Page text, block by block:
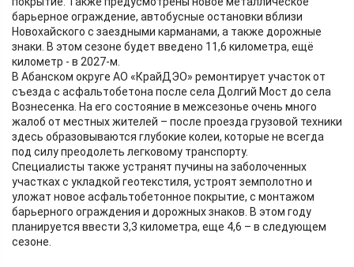
барьерное ограждение, автобусные остановки вблизи
Новохайского с заездными карманами, а также дорожные
знаки. В этом сезоне будет введено 11,6 километра, ещё
километр - в 2027-м.
В Абанском округе АО «КрайДЭО» ремонтирует участок от
съезда с асфальтобетона после села Долгий Мост до села
Вознесенка. На его состояние в межсезонье очень много
жалоб от местных жителей – после проезда грузовой техники
здесь образовываются глубокие колеи, которые не всегда
под силу преодолеть легковому транспорту.
Специалисты также устранят пучины на заболоченных
участках с укладкой геотекстиля, устроят земполотно и
уложат новое асфальтобетонное покрытие, с монтажом
барьерного ограждения и дорожных знаков. В этом году
планируется ввести 3,3 километра, еще 4,6 – в следующем
сезоне.